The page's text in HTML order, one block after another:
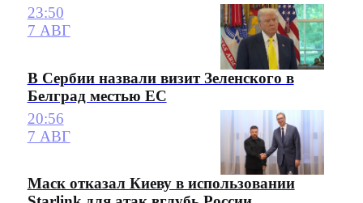
23:50
7 АВГ
В Сербии назвали визит Зеленского в
Белград местью ЕС
20:56
7 АВГ
Маск отказал Киеву в использовании